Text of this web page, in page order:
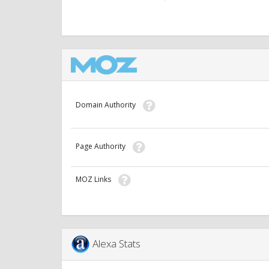
Domain Authority
Page Authority
MOZ Links
Alexa Stats